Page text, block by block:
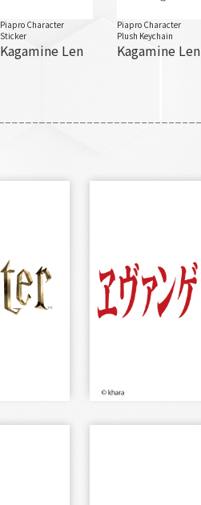
Piapro Character
Sticker
Kagamine Len
Piapro Character
Plush Keychain
Kagamine Len